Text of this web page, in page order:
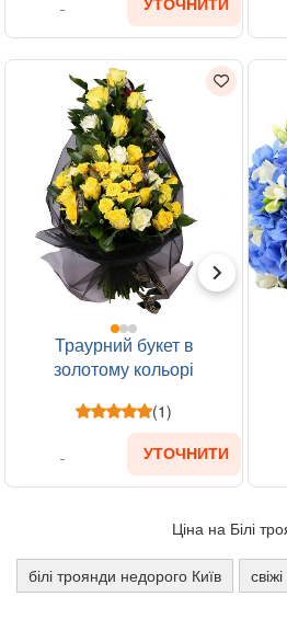
УТОЧНИТИ
Траурний букет в
золотому кольорі
(1)
УТОЧНИТИ
Ціна на Білі
білі троянди недорого Київ